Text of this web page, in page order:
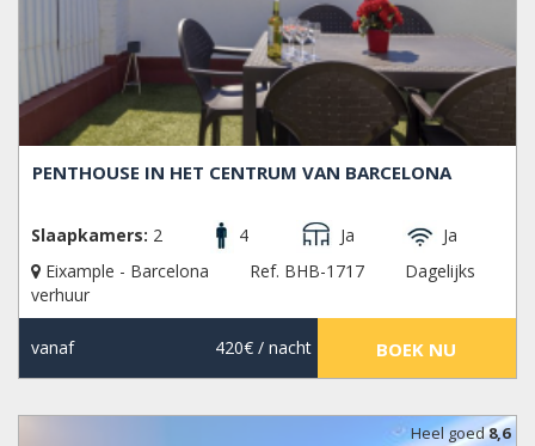
PENTHOUSE IN HET CENTRUM VAN BARCELONA
Slaapkamers: 2 4 Ja
Ja
Eixample - Barcelona
Ref. BHB-1717
Dagelijks
verhuur
vanaf 420€/ nacht BOEK NU
Heel goed8,6